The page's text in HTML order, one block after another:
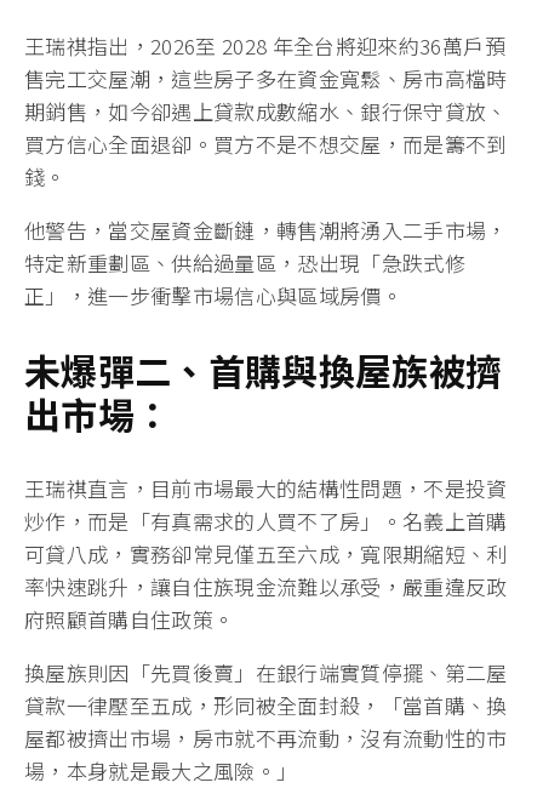
王瑞祺指出，2026至 2028 年全台將迎來約36萬戶預
售完工交屋潮，這些房子多在資金寬鬆、房市高檔時
期銷售，如今卻遇上貸款成數縮水、銀行保守貸放、
買方信心全面退卻。買方不是不想交屋，而是籌不到
錢。
他警告，當交屋資金斷鏈，轉售潮將湧入二手市場，
特定新重劃區、供給過量區，恐出現「急跌式修
正」，進一步衝擊市場信心與區域房價。
未爆彈二、首購與換屋族被擠
出市場：
王瑞祺直言，目前市場最大的結構性問題，不是投資
炒作，而是「有真需求的人買不了房」。名義上首購
可貸八成，實務卻常見僅五至六成，寬限期縮短、利
率快速跳升，讓自住族現金流難以承受，嚴重違反政
府照顧首購自住政策。
換屋族則因「先買後賣」在銀行端實質停擺、第二屋
貸款一律壓至五成，形同被全面封殺，「當首購、換
屋都被擠出市場，房市就不再流動，沒有流動性的市
場，本身就是最大之風險。」